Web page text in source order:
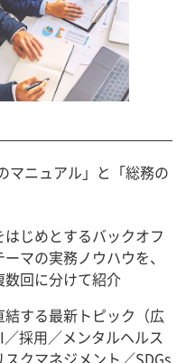
マニュアル」と「総務の
じめとするバックオフ
マの実務ノウハウを、
回に分けて紹介
する最新トピック（広
採用／メンタルヘルス
クマネジメント／SDGs